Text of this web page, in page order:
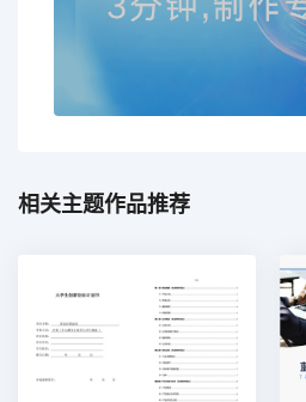
相关主题作品推荐